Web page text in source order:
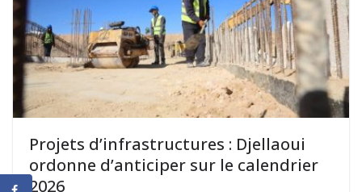
Projets d’infrastructures : Djellaoui
ordonne d’anticiper sur le calendrier
2026